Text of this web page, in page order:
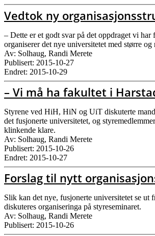
Vedtok ny
– Dette er et godt svar på det oppdraget vi har
organiserer det nye universitetet med større
Av: Solhaug, Randi Merete
Publisert: 2015-10-27
Endret: 2015-10-29
– Vi må ha fakultet i
Styrene ved HiH, HiN og UiT diskuterte
det fusjonerte universitetet, og
klinkende klare.
Av: Solhaug, Randi Merete
Publisert: 2015-10-26
Endret: 2015-10-27
Forslag til nytt
Slik kan det nye, fusjonerte universitetet se ut
diskuteres organiseringa på styreseminaret.
Av: Solhaug, Randi Merete
Publisert: 2015-10-26